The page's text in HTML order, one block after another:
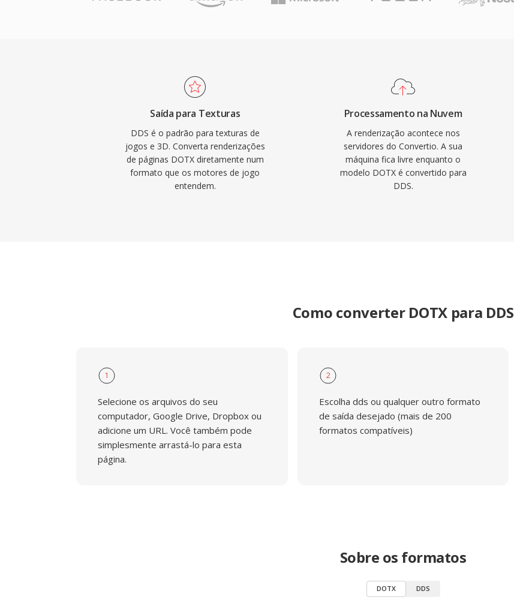
Saída para Texturas
DDS é o padrão para texturas de
jogos e 3D. Converta renderizações
de páginas DOTX diretamente num
formato que os motores de jogo
entendem.
Processamento na Nuvem
A renderização acontece nos
servidores do Convertio. A sua
máquina fica livre enquanto o
modelo DOTX é convertido para
DDS.
Como converter DOTX para DDS
1
Selecione os arquivos do seu
computador, Google Drive, Dropbox ou
adicione um URL. Você também pode
simplesmente arrastá-lo para esta
página.
2
Escolha dds ou qualquer outro formato
de saída desejado (mais de 200
formatos compatíveis)
Sobre os formatos
DOTX DDS